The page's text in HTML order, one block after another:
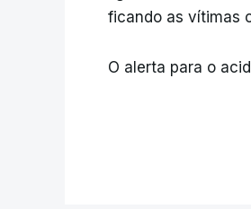
ficando as vítimas
O alerta para o